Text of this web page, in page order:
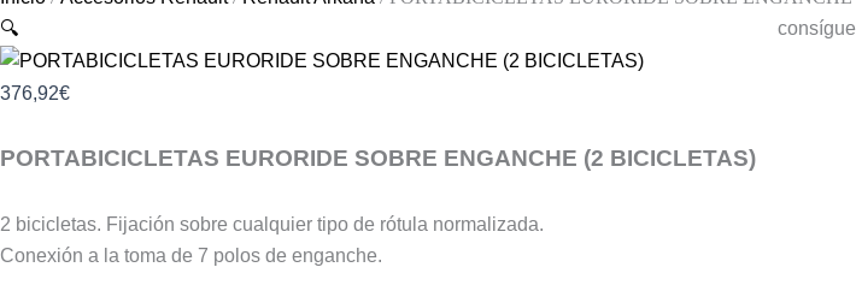
🔍
376,92€
PORTABICICLETAS EURORIDE SOBRE ENGANCHE (2 BICICLETAS)
2 bicicletas. Fijación sobre cualquier tipo de rótula normalizada.
Conexión a la toma de 7 polos de enganche.